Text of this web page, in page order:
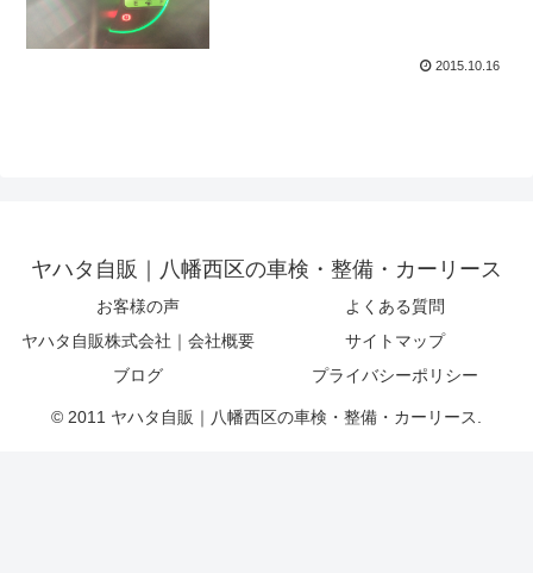
2015.10.16
ヤハタ自販｜八幡西区の車検・整備・カーリース
お客様の声
よくある質問
ヤハタ自販株式会社｜会社概要
サイトマップ
ブログ
プライバシーポリシー
© 2011 ヤハタ自販｜八幡西区の車検・整備・カーリース.